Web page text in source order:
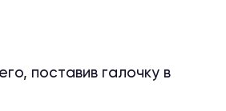
поставив галочку в